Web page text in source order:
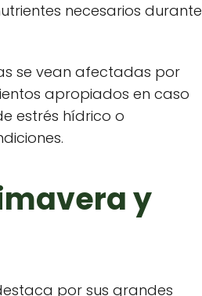
necesarios durante
se vean afectadas por
apropiados en caso
estrés hídrico o
y
por sus grandes